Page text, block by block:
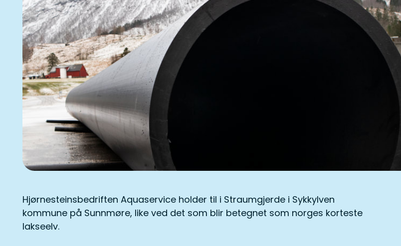
Hjørnesteinsbedriften Aquaservice holder til i Straumgjerde i Sykkylven
kommune på Sunnmøre, like ved det som blir betegnet som norges korteste
lakseelv.